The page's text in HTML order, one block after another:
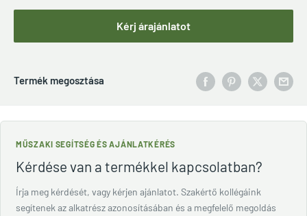
Kérj árajánlatot
Termék megosztása
MŰSZAKI SEGÍTSÉG ÉS AJÁNLATKÉRÉS
Kérdése van a termékkel kapcsolatban?
Írja meg kérdését, vagy kérjen ajánlatot. Szakértő kollégáink
segítenek az alkatrész azonosításában és a megfelelő megoldás